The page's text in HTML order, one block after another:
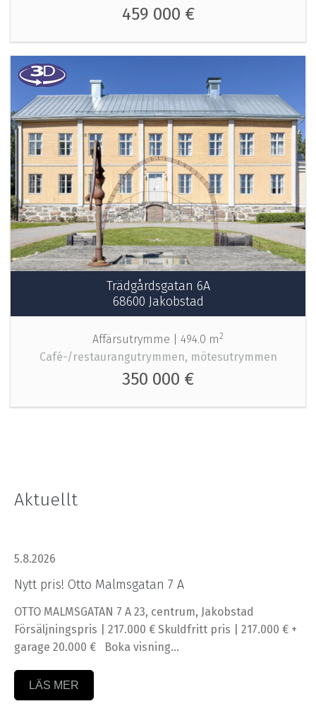
459 000 €
Trädgårdsgatan 6A
68600 Jakobstad
Affärsutrymme | 494.0 m2
Café-/restaurangutrymmen, mötesutrymmen
350 000 €
Aktuellt
5.8.2026
Nytt pris! Otto Malmsgatan 7 A
OTTO MALMSGATAN 7 A 23, centrum, Jakobstad
Försäljningspris | 217.000 € Skuldfritt pris | 217.000 € +
garage 20.000 € Boka visning…
LÄS MER